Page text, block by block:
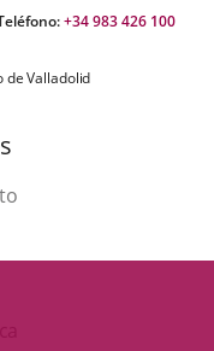
+34 983 426 100
de Valladolid